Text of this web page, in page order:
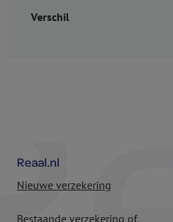
Verschil
Reaal.nl
Nieuwe verzekering
Bestaande verzekering of